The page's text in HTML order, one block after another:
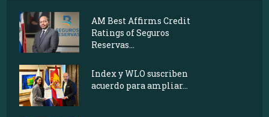
AM Best Affirms Credit
Ratings of Seguros
Reservas...
Index y WLO suscriben
acuerdo para ampliar...